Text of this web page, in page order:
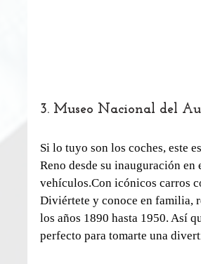
3. Museo Nacional del
Si lo tuyo son los coches, este
Reno desde su inauguración
vehículos.Con icónicos carros
Diviértete y conoce en familia,
los años 1890 hasta 1950. Así
perfecto para tomarte una